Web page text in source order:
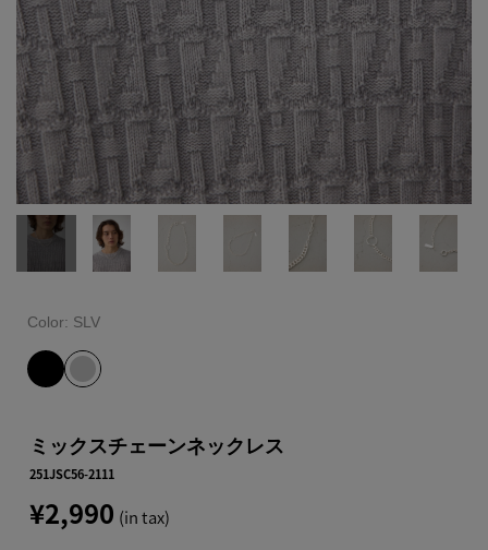
Color: SLV
ミックスチェーンネックレス
251JSC56-2111
¥2,990 (in tax)